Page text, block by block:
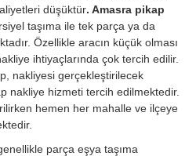
düşüktür. Amasra pikap
taşıma ile tek parça ya da
Özellikle aracın küçük olması
ihtiyaçlarında çok tercih edilir.
nakliyesi gerçekleştirilecek
nakliye hizmeti tercih edilmektedir.
hemen her mahalle ve ilçeye
parça eşya taşıma